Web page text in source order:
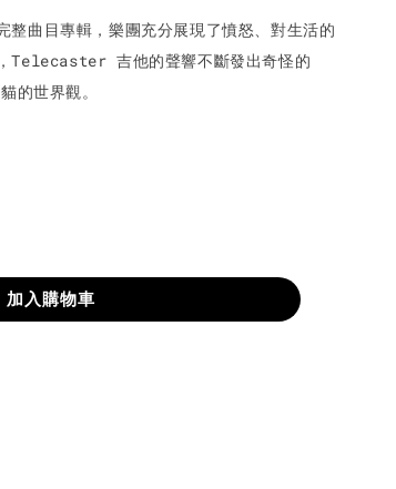
整曲目專輯，樂團充分展現了憤怒、對生活的
Telecaster 吉他的聲響不斷發出奇怪的
的世界觀。
加入購物車